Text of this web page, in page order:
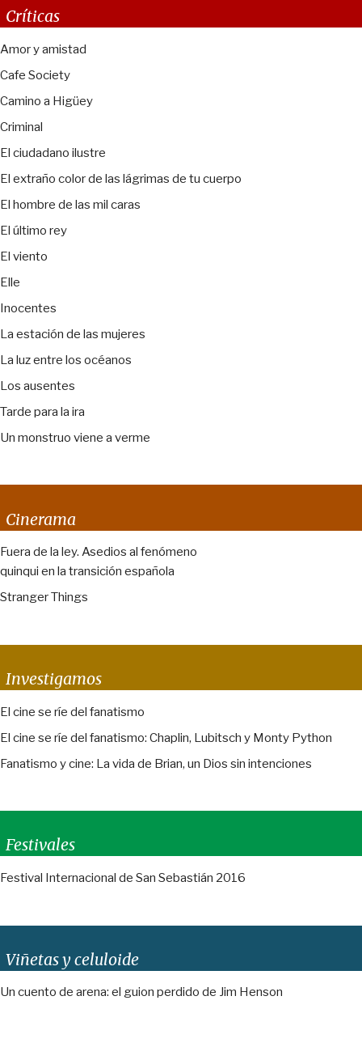
Críticas
Amor y amistad
Cafe Society
Camino a Higüey
Criminal
El ciudadano ilustre
El extraño color de las lágrimas de tu cuerpo
El hombre de las mil caras
El último rey
El viento
Elle
Inocentes
La estación de las mujeres
La luz entre los océanos
Los ausentes
Tarde para la ira
Un monstruo viene a verme
Cinerama
Fuera de la ley. Asedios al fenómeno
quinqui en la transición española
Stranger Things
Investigamos
El cine se ríe del fanatismo
El cine se ríe del fanatismo: Chaplin, Lubitsch y Monty Python
Fanatismo y cine: La vida de Brian, un Dios sin intenciones
Festivales
Festival Internacional de San Sebastián 2016
Viñetas y celuloide
Un cuento de arena: el guion perdido de Jim Henson